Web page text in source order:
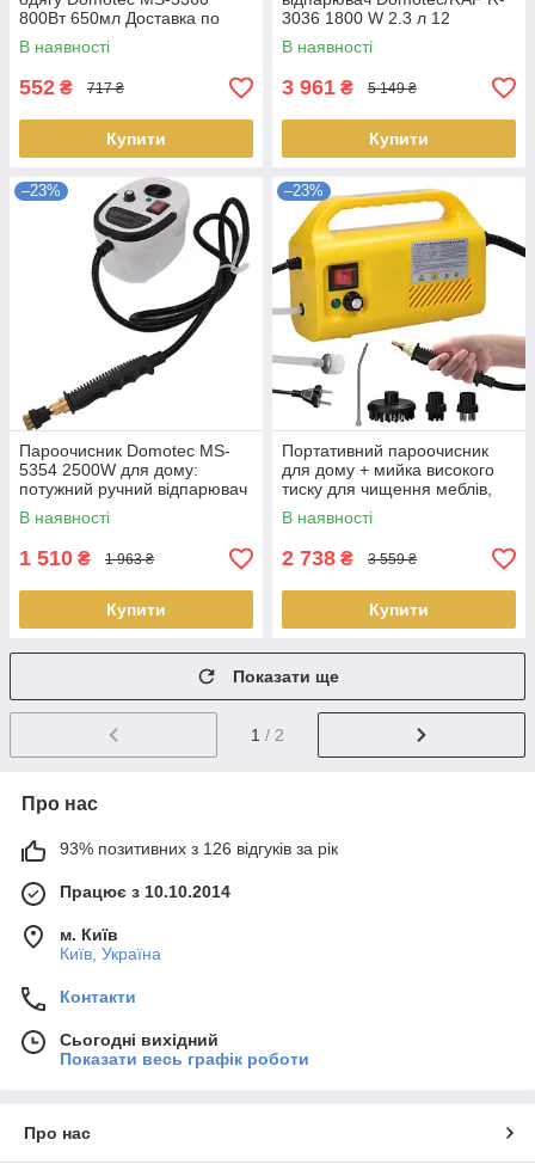
800Вт 650мл Доставка по
Україні
В наявності
552 ₴ 717 ₴
Купити
3036 1800 W 2.3 л 12
режимів Парогенерато
Доставка по Україні
В наявності
3 961 ₴ 5 149 ₴
Купити
–23%
Пароочисник Domotec MS-
5354 2500W для дому:
потужний ручний відпарювач
для чищення мебел Доставка
по Україні
В наявності
1 510 ₴ 1 963 ₴
Купити
–23%
Портативний пароочисник
для дому + мийка високого
тиску для чищення меблів,
підлоги та плів Доставка по
Україні
В наявності
2 738 ₴ 3 559 ₴
Купити
Показати ще
1 / 2
Про нас
93% позитивних з 126 відгуків за рік
Працює з 10.10.2014
м. Київ
Київ, Україна
Контакти
Сьогодні вихідний
Показати весь графік роботи
Про нас